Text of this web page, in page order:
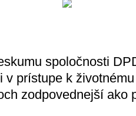
spoločnosti
v prístupe k
zodpovednejší ako